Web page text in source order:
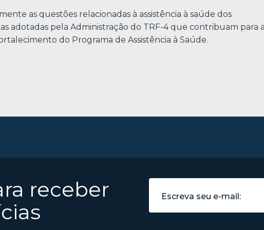
as questões relacionadas à assistência à saúde dos
adotadas pela Administração do TRF-4 que contribuam para a
do Programa de Assistência à Saúde.
receber